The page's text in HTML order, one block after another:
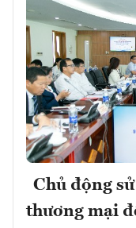
Chủ động
thương mại